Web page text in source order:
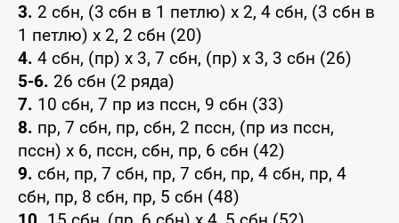
3. 2 сбн, (3 сбн в 1 петлю) х 2, 4 сбн, (3 сбн в
1 петлю) х 2, 2 сбн (20)
4. 4 сбн, (пр) х 3, 7 сбн, (пр) х 3, 3 сбн (26)
5-6. 26 сбн (2 ряда)
7. 10 сбн, 7 пр из пссн, 9 сбн (33)
8. пр, 7 сбн, пр, сбн, 2 пссн, (пр из пссн,
пссн) х 6, пссн, сбн, пр, 6 сбн (42)
9. сбн, пр, 7 сбн, пр, 7 сбн, пр, 4 сбн, пр, 4
сбн, пр, 8 сбн, пр, 5 сбн (48)